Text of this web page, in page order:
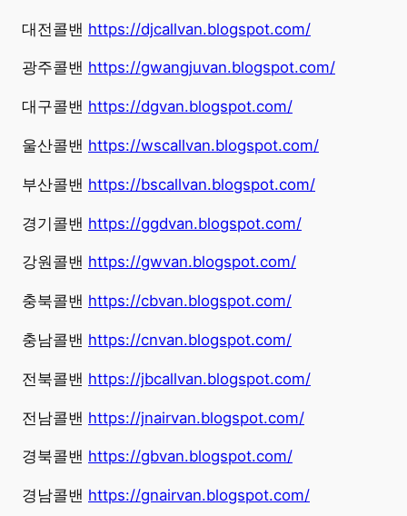
대전콜밴 https://djcallvan.blogspot.com/
광주콜밴 https://gwangjuvan.blogspot.com/
대구콜밴 https://dgvan.blogspot.com/
울산콜밴 https://wscallvan.blogspot.com/
부산콜밴 https://bscallvan.blogspot.com/
경기콜밴 https://ggdvan.blogspot.com/
강원콜밴 https://gwvan.blogspot.com/
충북콜밴 https://cbvan.blogspot.com/
충남콜밴 https://cnvan.blogspot.com/
전북콜밴 https://jbcallvan.blogspot.com/
전남콜밴 https://jnairvan.blogspot.com/
경북콜밴 https://gbvan.blogspot.com/
경남콜밴 https://gnairvan.blogspot.com/